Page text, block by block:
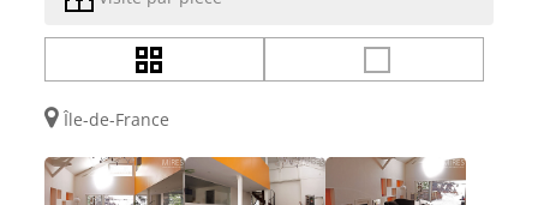
Île-de-France